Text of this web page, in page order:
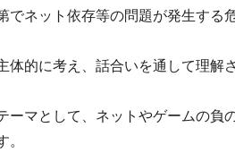
ネット依存等の問題が発生する
的に考え、話合いを通して理解
マとして、ネットやゲームの負